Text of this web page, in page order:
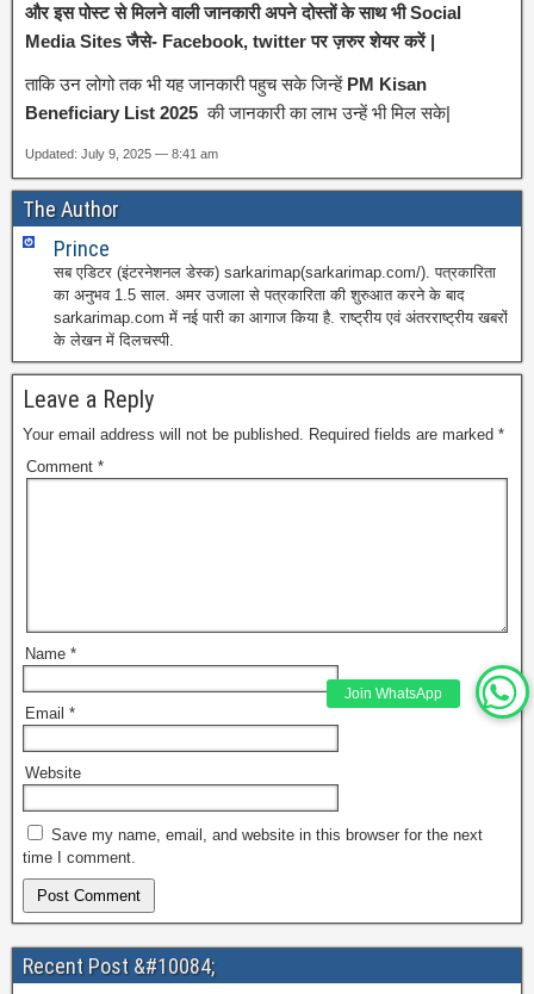
Join WhatsApp
और इस पोस्ट से मिलने वाली जानकारी अपने दोस्तों के साथ भी Social
Media Sites जैसे- Facebook, twitter पर ज़रुर शेयर करें |
ताकि उन लोगो तक भी यह जानकारी पहुच सके जिन्हें PM Kisan
Beneficiary List 2025की जानकारी का लाभ उन्हें भी मिल सके|
Updated: July 9, 2025 — 8:41 am
The Author
Prince
सब एडिटर (इंटरनेशनल डेस्क) sarkarimap(sarkarimap.com/). पत्रकारिता
का अनुभव 1.5 साल. अमर उजाला से पत्रकारिता की शुरुआत करने के बाद
sarkarimap.com में नई पारी का आगाज किया है. राष्ट्रीय एवं अंतरराष्ट्रीय खबरों
के लेखन में दिलचस्पी.
Leave a Reply
Your email address will not be published. Required fields are marked *
Comment *
Name *
Email *
Website
Save my name, email, and website in this browser for the next
time I comment.
Recent Post &#10084;